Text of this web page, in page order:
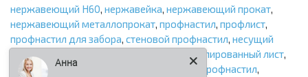
нержавеющий Н60, нержавейка, нержавеющий прокат,
нержавеющий металлопрокат, профнастил, профлист,
профнастил для забора, стеновой профнастил, несущий
профлист
профилированный лист,
металлопрофиль
заборный профнастил,
Анна